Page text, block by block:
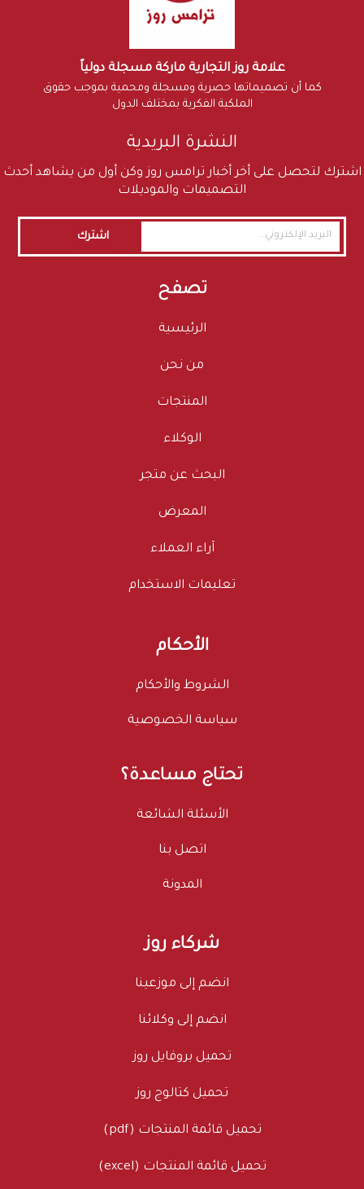
علامة روز التجارية ماركة مسجلة دولياً
كما أن تصميماتها حصرية ومسجلة ومحمية بموجب حقوق
الملكية الفكرية بمختلف الدول
النشرة البريدية
اشترك لتحصل على أخر أخبار ترامس روز وكن أول من يشاهد أحدث
التصميمات والموديلات
اشترك
تصفح
الرئيسية
من نحن
المنتجات
الوكلاء
البحث عن متجر
المعرض
آراء العملاء
تعليمات الاستخدام
الأحكام
الشروط والأحكام
سياسة الخصوصية
تحتاج مساعدة؟
الأسئلة الشائعة
اتصل بنا
المدونة
شركاء روز
انضم إلى موزعينا
انضم إلى وكلائنا
تحميل بروفايل روز
تحميل كتالوج روز
تحميل قائمة المنتجات (pdf)
تحميل قائمة المنتجات (excel)